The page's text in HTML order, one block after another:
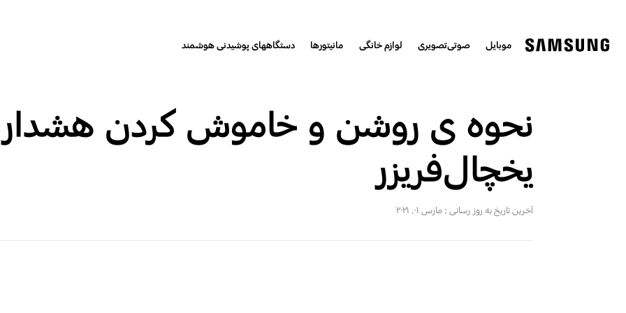
موبایل صوتی‌تصویری لوازم خانگی مانیتورها دستگاههای پوشیدنی هوشمند
نحوه ی روشن و خاموش کردن
یخچال‌فریزر
آخرین تاریخ به روز رسانی : مارس ۰۱. ۲۰۲۱